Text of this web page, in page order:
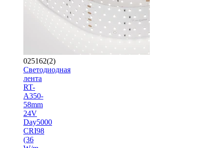
025162(2)
Светодиодная
лента
RT-
A350-
58mm
24V
Day5000
CRI98
(36